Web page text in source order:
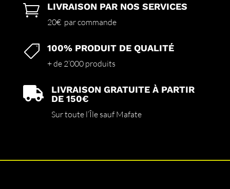
du
 LIVRAISON PAR NOS SERVICES
20€ par commande
 100% PRODUIT DE QUALITÉ
+ de 2’000 produits

LIVRAISON GRATUITE À PARTIR
DE 150€
Sur toute l’Île sauf Mafate